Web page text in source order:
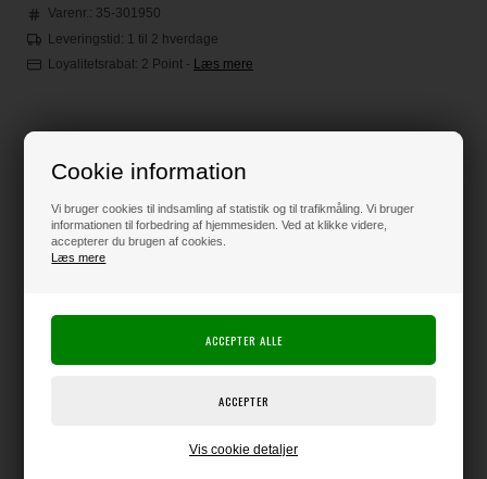
Cookie information
Vi bruger cookies til indsamling af statistik og til trafikmåling. Vi bruger
informationen til forbedring af hjemmesiden. Ved at klikke videre,
accepterer du brugen af cookies.
Læs mere
Vis cookie detaljer
Varenr.: 35-301950
Leveringstid: 1 til 2 hverdage
Loyalitetsrabat: 2 Point - Læs mere
82,00DKK
Klik her for pris inkl. fragt